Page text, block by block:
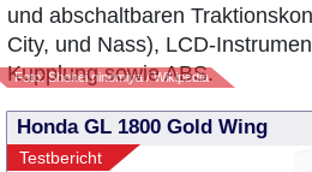
Foto: Shohei ninomiya / Wikipedia
und abschaltbaren
City, und Nass), LCD-
Kupplung sowie ABS.
Honda GL 1800 Gold Wing
Testbericht